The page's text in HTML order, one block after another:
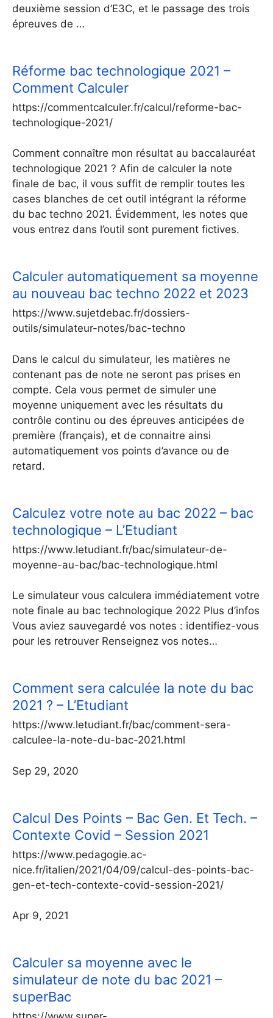
deuxième session d’E3C, et le passage des trois
épreuves de …
Réforme bac technologique 2021 –
Comment Calculer
https://commentcalculer.fr/calcul/reforme-bac-
technologique-2021/
Comment connaître mon résultat au baccalauréat
technologique 2021 ? Afin de calculer la note
finale de bac, il vous suffit de remplir toutes les
cases blanches de cet outil intégrant la réforme
du bac techno 2021. Évidemment, les notes que
vous entrez dans l’outil sont purement fictives.
Calculer automatiquement sa moyenne
au nouveau bac techno 2022 et 2023
https://www.sujetdebac.fr/dossiers-
outils/simulateur-notes/bac-techno
Dans le calcul du simulateur, les matières ne
contenant pas de note ne seront pas prises en
compte. Cela vous permet de simuler une
moyenne uniquement avec les résultats du
contrôle continu ou des épreuves anticipées de
première (français), et de connaitre ainsi
automatiquement vos points d’avance ou de
retard.
Calculez votre note au bac 2022 – bac
technologique – L’Etudiant
https://www.letudiant.fr/bac/simulateur-de-
moyenne-au-bac/bac-technologique.html
Le simulateur vous calculera immédiatement votre
note finale au bac technologique 2022 Plus d’infos
Vous aviez sauvegardé vos notes : identifiez-vous
pour les retrouver Renseignez vos notes…
Comment sera calculée la note du bac
2021 ? – L’Etudiant
https://www.letudiant.fr/bac/comment-sera-
calculee-la-note-du-bac-2021.html
Sep 29, 2020
Calcul Des Points – Bac Gen. Et Tech. –
Contexte Covid – Session 2021
https://www.pedagogie.ac-
nice.fr/italien/2021/04/09/calcul-des-points-bac-
gen-et-tech-contexte-covid-session-2021/
Apr 9, 2021
Calculer sa moyenne avec le
simulateur de note du bac 2021 –
superBac